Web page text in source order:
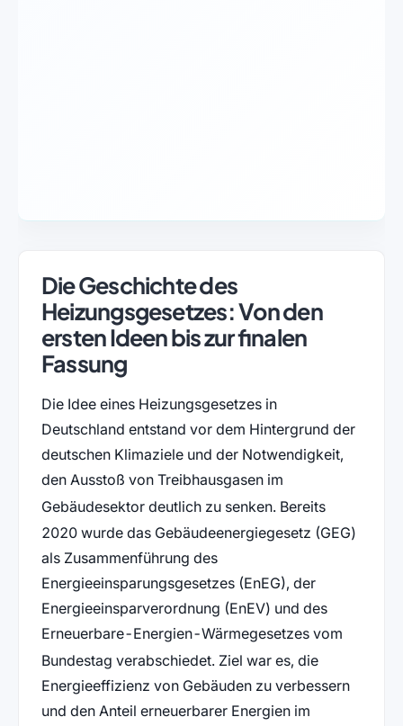
Die Geschichte des
Heizungsgesetzes: Von den
ersten Ideen bis zur finalen
Fassung
Die Idee eines Heizungsgesetzes in
Deutschland entstand vor dem Hintergrund der
deutschen Klimaziele und der Notwendigkeit,
den Ausstoß von Treibhausgasen im
Gebäudesektor deutlich zu senken. Bereits
2020 wurde das Gebäudeenergiegesetz (GEG)
als Zusammenführung des
Energieeinsparungsgesetzes (EnEG), der
Energieeinsparverordnung (EnEV) und des
Erneuerbare-Energien-Wärmegesetzes vom
Bundestag verabschiedet. Ziel war es, die
Energieeffizienz von Gebäuden zu verbessern
und den Anteil erneuerbarer Energien im